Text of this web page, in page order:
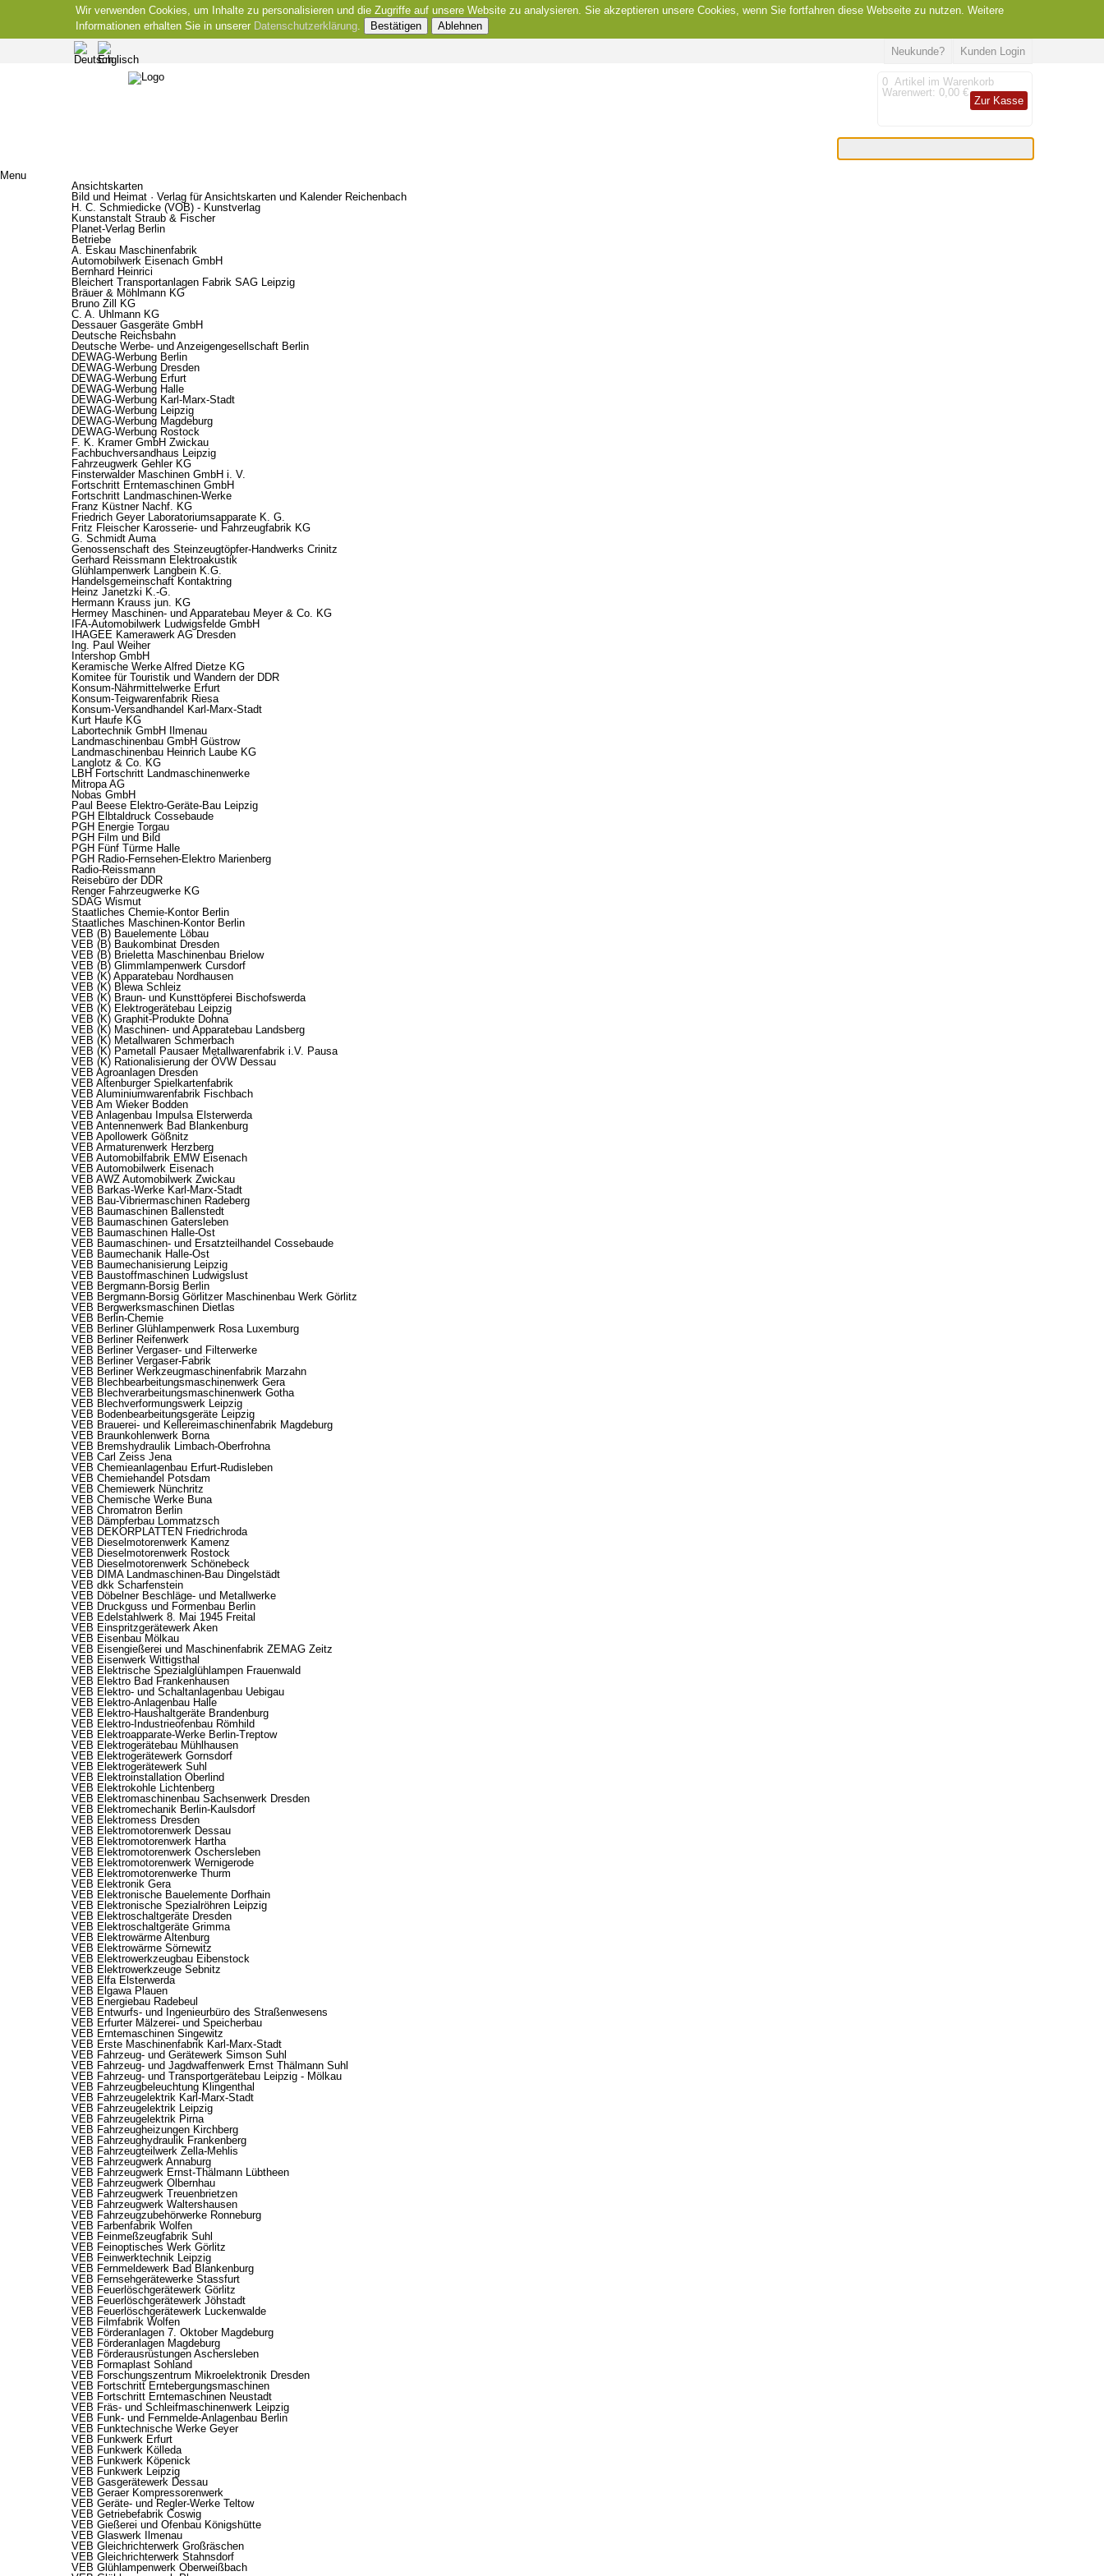
Wir verwenden Cookies, um Inhalte zu personalisieren und die Zugriffe auf unsere Website zu analysieren. Sie akzeptieren unsere Cookies, wenn Sie fortfahren diese Webseite zu nutzen. Weitere
Informationen erhalten Sie in unserer Datenschutzerklärung. Bestätigen Ablehnen
Kunden Login
Neukunde?
0 Artikel im Warenkorb
Warenwert: 0,00 €
Zur Kasse
Menu
Ansichtskarten
Bild und Heimat · Verlag für Ansichtskarten und Kalender Reichenbach
H. C. Schmiedicke (VOB) - Kunstverlag
Kunstanstalt Straub & Fischer
Planet-Verlag Berlin
Betriebe
A. Eskau Maschinenfabrik
Automobilwerk Eisenach GmbH
Bernhard Heinrici
Bleichert Transportanlagen Fabrik SAG Leipzig
Bräuer & Möhlmann KG
Bruno Zill KG
C. A. Uhlmann KG
Dessauer Gasgeräte GmbH
Deutsche Reichsbahn
Deutsche Werbe- und Anzeigengesellschaft Berlin
DEWAG-Werbung Berlin
DEWAG-Werbung Dresden
DEWAG-Werbung Erfurt
DEWAG-Werbung Halle
DEWAG-Werbung Karl-Marx-Stadt
DEWAG-Werbung Leipzig
DEWAG-Werbung Magdeburg
DEWAG-Werbung Rostock
F. K. Kramer GmbH Zwickau
Fachbuchversandhaus Leipzig
Fahrzeugwerk Gehler KG
Finsterwalder Maschinen GmbH i. V.
Fortschritt Erntemaschinen GmbH
Fortschritt Landmaschinen-Werke
Franz Küstner Nachf. KG
Friedrich Geyer Laboratoriumsapparate K. G.
Fritz Fleischer Karosserie- und Fahrzeugfabrik KG
G. Schmidt Auma
Genossenschaft des Steinzeugtöpfer-Handwerks Crinitz
Gerhard Reissmann Elektroakustik
Glühlampenwerk Langbein K.G.
Handelsgemeinschaft Kontaktring
Heinz Janetzki K.-G.
Hermann Krauss jun. KG
Hermey Maschinen- und Apparatebau Meyer & Co. KG
IFA-Automobilwerk Ludwigsfelde GmbH
IHAGEE Kamerawerk AG Dresden
Ing. Paul Weiher
Intershop GmbH
Keramische Werke Alfred Dietze KG
Komitee für Touristik und Wandern der DDR
Konsum-Nährmittelwerke Erfurt
Konsum-Teigwarenfabrik Riesa
Konsum-Versandhandel Karl-Marx-Stadt
Kurt Haufe KG
Labortechnik GmbH Ilmenau
Landmaschinenbau GmbH Güstrow
Landmaschinenbau Heinrich Laube KG
Langlotz & Co. KG
LBH Fortschritt Landmaschinenwerke
Mitropa AG
Nobas GmbH
Paul Beese Elektro-Geräte-Bau Leipzig
PGH Elbtaldruck Cossebaude
PGH Energie Torgau
PGH Film und Bild
PGH Fünf Türme Halle
PGH Radio-Fernsehen-Elektro Marienberg
Radio-Reissmann
Reisebüro der DDR
Renger Fahrzeugwerke KG
SDAG Wismut
Staatliches Chemie-Kontor Berlin
Staatliches Maschinen-Kontor Berlin
VEB (B) Bauelemente Löbau
VEB (B) Baukombinat Dresden
VEB (B) Brieletta Maschinenbau Brielow
VEB (B) Glimmlampenwerk Cursdorf
VEB (K) Apparatebau Nordhausen
VEB (K) Blewa Schleiz
VEB (K) Braun- und Kunsttöpferei Bischofswerda
VEB (K) Elektrogerätebau Leipzig
VEB (K) Graphit-Produkte Dohna
VEB (K) Maschinen- und Apparatebau Landsberg
VEB (K) Metallwaren Schmerbach
VEB (K) Pametall Pausaer Metallwarenfabrik i.V. Pausa
VEB (K) Rationalisierung der ÖVW Dessau
VEB Agroanlagen Dresden
VEB Altenburger Spielkartenfabrik
VEB Aluminiumwarenfabrik Fischbach
VEB Am Wieker Bodden
VEB Anlagenbau Impulsa Elsterwerda
VEB Antennenwerk Bad Blankenburg
VEB Apollowerk Gößnitz
VEB Armaturenwerk Herzberg
VEB Automobilfabrik EMW Eisenach
VEB Automobilwerk Eisenach
VEB AWZ Automobilwerk Zwickau
VEB Barkas-Werke Karl-Marx-Stadt
VEB Bau-Vibriermaschinen Radeberg
VEB Baumaschinen Ballenstedt
VEB Baumaschinen Gatersleben
VEB Baumaschinen Halle-Ost
VEB Baumaschinen- und Ersatzteilhandel Cossebaude
VEB Baumechanik Halle-Ost
VEB Baumechanisierung Leipzig
VEB Baustoffmaschinen Ludwigslust
VEB Bergmann-Borsig Berlin
VEB Bergmann-Borsig Görlitzer Maschinenbau Werk Görlitz
VEB Bergwerksmaschinen Dietlas
VEB Berlin-Chemie
VEB Berliner Glühlampenwerk Rosa Luxemburg
VEB Berliner Reifenwerk
VEB Berliner Vergaser- und Filterwerke
VEB Berliner Vergaser-Fabrik
VEB Berliner Werkzeugmaschinenfabrik Marzahn
VEB Blechbearbeitungsmaschinenwerk Gera
VEB Blechverarbeitungsmaschinenwerk Gotha
VEB Blechverformungswerk Leipzig
VEB Bodenbearbeitungsgeräte Leipzig
VEB Brauerei- und Kellereimaschinenfabrik Magdeburg
VEB Braunkohlenwerk Borna
VEB Bremshydraulik Limbach-Oberfrohna
VEB Carl Zeiss Jena
VEB Chemieanlagenbau Erfurt-Rudisleben
VEB Chemiehandel Potsdam
VEB Chemiewerk Nünchritz
VEB Chemische Werke Buna
VEB Chromatron Berlin
VEB Dämpferbau Lommatzsch
VEB DEKORPLATTEN Friedrichroda
VEB Dieselmotorenwerk Kamenz
VEB Dieselmotorenwerk Rostock
VEB Dieselmotorenwerk Schönebeck
VEB DIMA Landmaschinen-Bau Dingelstädt
VEB dkk Scharfenstein
VEB Döbelner Beschläge- und Metallwerke
VEB Druckguss und Formenbau Berlin
VEB Edelstahlwerk 8. Mai 1945 Freital
VEB Einspritzgerätewerk Aken
VEB Eisenbau Mölkau
VEB Eisengießerei und Maschinenfabrik ZEMAG Zeitz
VEB Eisenwerk Wittigsthal
VEB Elektrische Spezialglühlampen Frauenwald
VEB Elektro Bad Frankenhausen
VEB Elektro- und Schaltanlagenbau Uebigau
VEB Elektro-Anlagenbau Halle
VEB Elektro-Haushaltgeräte Brandenburg
VEB Elektro-Industrieofenbau Römhild
VEB Elektroapparate-Werke Berlin-Treptow
VEB Elektrogerätebau Mühlhausen
VEB Elektrogerätewerk Gornsdorf
VEB Elektrogerätewerk Suhl
VEB Elektroinstallation Oberlind
VEB Elektrokohle Lichtenberg
VEB Elektromaschinenbau Sachsenwerk Dresden
VEB Elektromechanik Berlin-Kaulsdorf
VEB Elektromess Dresden
VEB Elektromotorenwerk Dessau
VEB Elektromotorenwerk Hartha
VEB Elektromotorenwerk Oschersleben
VEB Elektromotorenwerk Wernigerode
VEB Elektromotorenwerke Thurm
VEB Elektronik Gera
VEB Elektronische Bauelemente Dorfhain
VEB Elektronische Spezialröhren Leipzig
VEB Elektroschaltgeräte Dresden
VEB Elektroschaltgeräte Grimma
VEB Elektrowärme Altenburg
VEB Elektrowärme Sörnewitz
VEB Elektrowerkzeugbau Eibenstock
VEB Elektrowerkzeuge Sebnitz
VEB Elfa Elsterwerda
VEB Elgawa Plauen
VEB Energiebau Radebeul
VEB Entwurfs- und Ingenieurbüro des Straßenwesens
VEB Erfurter Mälzerei- und Speicherbau
VEB Erntemaschinen Singewitz
VEB Erste Maschinenfabrik Karl-Marx-Stadt
VEB Fahrzeug- und Gerätewerk Simson Suhl
VEB Fahrzeug- und Jagdwaffenwerk Ernst Thälmann Suhl
VEB Fahrzeug- und Transportgerätebau Leipzig - Mölkau
VEB Fahrzeugbeleuchtung Klingenthal
VEB Fahrzeugelektrik Karl-Marx-Stadt
VEB Fahrzeugelektrik Leipzig
VEB Fahrzeugelektrik Pirna
VEB Fahrzeugheizungen Kirchberg
VEB Fahrzeughydraulik Frankenberg
VEB Fahrzeugteilwerk Zella-Mehlis
VEB Fahrzeugwerk Annaburg
VEB Fahrzeugwerk Ernst-Thälmann Lübtheen
VEB Fahrzeugwerk Olbernhau
VEB Fahrzeugwerk Treuenbrietzen
VEB Fahrzeugwerk Waltershausen
VEB Fahrzeugzubehörwerke Ronneburg
VEB Farbenfabrik Wolfen
VEB Feinmeßzeugfabrik Suhl
VEB Feinoptisches Werk Görlitz
VEB Feinwerktechnik Leipzig
VEB Fernmeldewerk Bad Blankenburg
VEB Fernsehgerätewerke Stassfurt
VEB Feuerlöschgerätewerk Görlitz
VEB Feuerlöschgerätewerk Jöhstadt
VEB Feuerlöschgerätewerk Luckenwalde
VEB Filmfabrik Wolfen
VEB Förderanlagen 7. Oktober Magdeburg
VEB Förderanlagen Magdeburg
VEB Förderausrüstungen Aschersleben
VEB Formaplast Sohland
VEB Forschungszentrum Mikroelektronik Dresden
VEB Fortschritt Erntebergungsmaschinen
VEB Fortschritt Erntemaschinen Neustadt
VEB Fräs- und Schleifmaschinenwerk Leipzig
VEB Funk- und Fernmelde-Anlagenbau Berlin
VEB Funktechnische Werke Geyer
VEB Funkwerk Erfurt
VEB Funkwerk Kölleda
VEB Funkwerk Köpenick
VEB Funkwerk Leipzig
VEB Gasgerätewerk Dessau
VEB Geraer Kompressorenwerk
VEB Geräte- und Regler-Werke Teltow
VEB Getriebefabrik Coswig
VEB Gießerei und Ofenbau Königshütte
VEB Glaswerk Ilmenau
VEB Gleichrichterwerk Großräschen
VEB Gleichrichterwerk Stahnsdorf
VEB Glühlampenwerk Oberweißbach